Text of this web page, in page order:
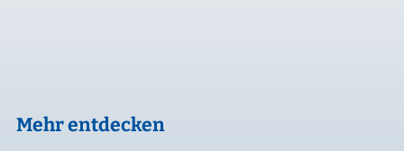
Mehr entdecken